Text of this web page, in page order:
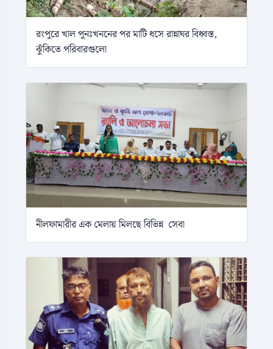
রংপুরে খাল পুনঃখননের পর মাটি ধসে রান্নাঘর বিধ্বস্ত,
ঝুঁকিতে পরিবারগুলো
নীলফামারীর এক মেলায় মিলছে বিভিন্ন সেবা